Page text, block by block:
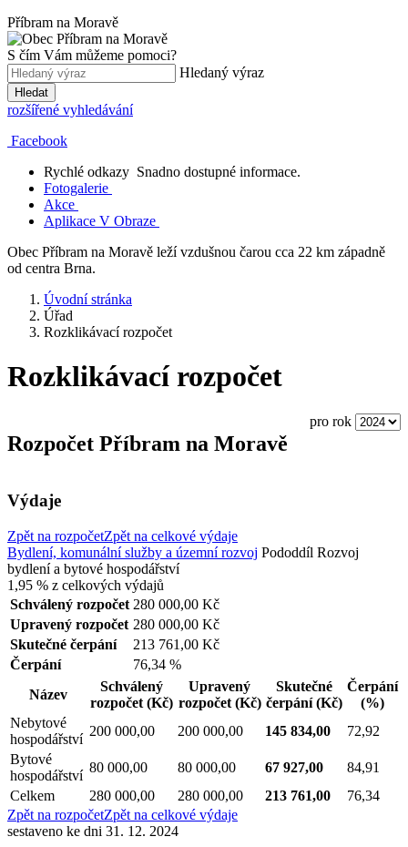
Příbram na Moravě
S čím Vám můžeme pomoci?
Hledaný výraz
Hledat
rozšířené vyhledávání
Facebook
Rychlé odkazy Snadno dostupné informace.
Fotogalerie
Akce
Aplikace V Obraze
Obec Příbram na Moravě leží vzdušnou čarou cca 22 km západně
od centra Brna.
Úvodní stránka
Úřad
Rozklikávací rozpočet
Rozklikávací rozpočet
pro rok
Rozpočet Příbram na Moravě
Výdaje
Zpět na rozpočetZpět na celkové výdaje
Bydlení, komunální služby a územní rozvoj Pododdíl Rozvoj
bydlení a bytové hospodářství
1,95 % z celkových výdajů
Schválený rozpočet 280 000,00 Kč
Upravený rozpočet 280 000,00 Kč
Skutečné čerpání
213 761,00 Kč
Čerpání
76,34 %
Název
Schválený
rozpočet (Kč)
Upravený
rozpočet (Kč)
Skutečné
čerpání(Kč)
Čerpání
(%)
Nebytové
hospodářství
200 000,00 200 000,00 145 834,00
72,92
Bytové
hospodářství
80 000,00 80 000,00 67 927,00
84,91
Celkem
280 000,00 280 000,00 213 761,00
76,34
Zpět na rozpočetZpět na celkové výdaje
sestaveno ke dni 31. 12. 2024